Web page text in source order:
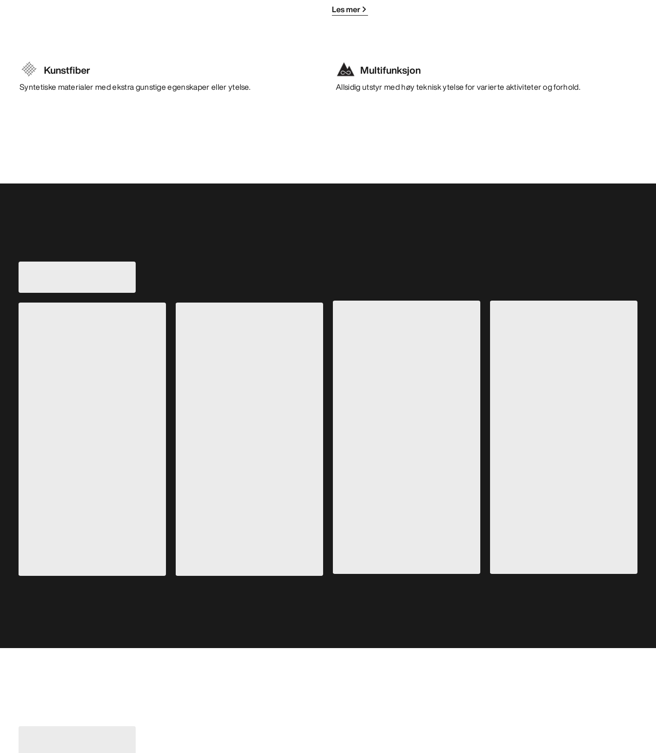
Les mer
Kunstfiber
Syntetiske materialer med ekstra gunstige egenskaper eller ytelse.
Multifunksjon
Allsidig utstyr med høy teknisk ytelse for varierte aktiviteter og forhold.